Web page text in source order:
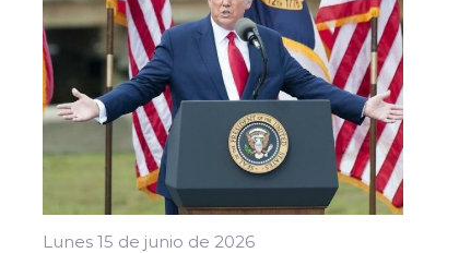
Lunes 15 de junio de 2026